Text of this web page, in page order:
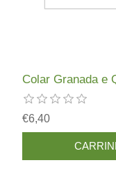
Colar Granada e
€6,40